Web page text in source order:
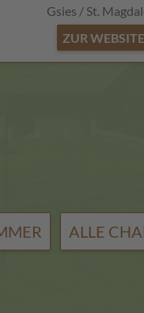
Gsies / St.
ZUR WEBSITE
ALLE